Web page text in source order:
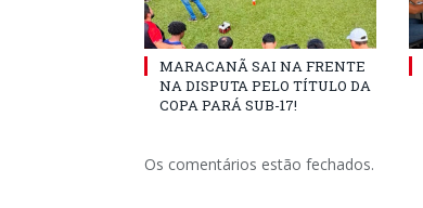
MARACANÃ SAI NA FRENTE
NA DISPUTA PELO TÍTULO DA
COPA PARÁ SUB-17!
Os comentários estão fechados.